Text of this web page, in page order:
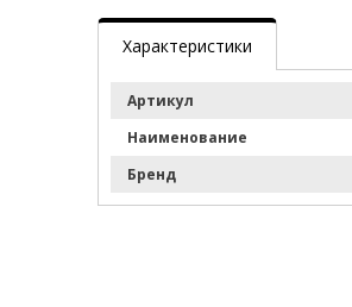
Характеристики
Артикул
Наименование
Бренд